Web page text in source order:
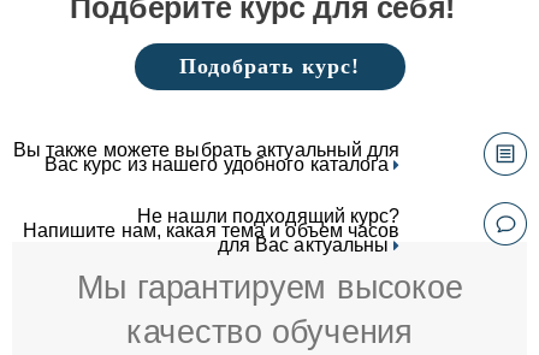
Подберите курс для себя!
Подобрать курс!
Вы также можете выбрать актуальный для
Вас курс из нашего удобного каталога
Не нашли подходящий курс?
Напишите нам, какая тема и объем часов
для Вас актуальны
Мы гарантируем высокое
качество обучения